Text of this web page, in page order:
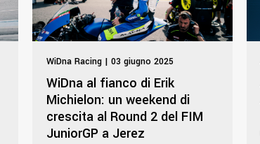
WiDna Racing | 03 giugno 2025
WiDna al fianco di Erik
Michielon: un weekend di
crescita al Round 2 del FIM
JuniorGP a Jerez